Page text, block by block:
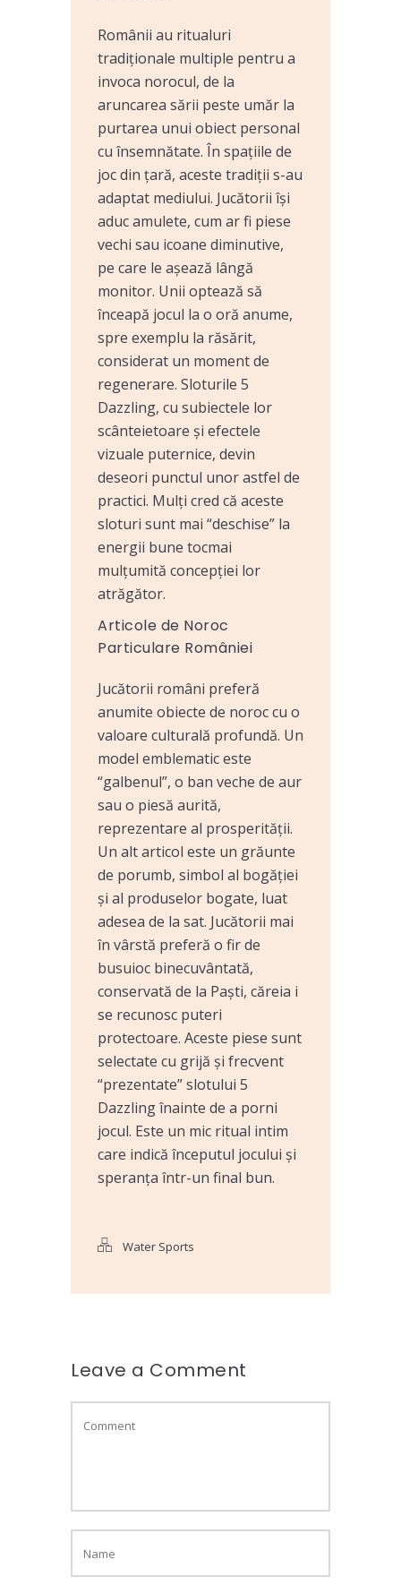
Românii au ritualuri
tradiționale multiple pentru a
invoca norocul, de la
aruncarea sării peste umăr la
purtarea unui obiect personal
cu însemnătate. În spațiile de
joc din țară, aceste tradiții s-au
adaptat mediului. Jucătorii își
aduc amulete, cum ar fi piese
vechi sau icoane diminutive,
pe care le așează lângă
monitor. Unii optează să
înceapă jocul la o oră anume,
spre exemplu la răsărit,
considerat un moment de
regenerare. Sloturile 5
Dazzling, cu subiectele lor
scânteietoare și efectele
vizuale puternice, devin
deseori punctul unor astfel de
practici. Mulți cred că aceste
sloturi sunt mai “deschise” la
energii bune tocmai
mulțumită concepției lor
atrăgător.
Articole de Noroc
Particulare României
Jucătorii români preferă
anumite obiecte de noroc cu o
valoare culturală profundă. Un
model emblematic este
“galbenul”, o ban veche de aur
sau o piesă aurită,
reprezentare al prosperității.
Un alt articol este un grăunte
de porumb, simbol al bogăției
și al produselor bogate, luat
adesea de la sat. Jucătorii mai
în vârstă preferă o fir de
busuioc binecuvântată,
conservată de la Paști, căreia i
se recunosc puteri
protectoare. Aceste piese sunt
selectate cu grijă și frecvent
“prezentate” slotului 5
Dazzling înainte de a porni
jocul. Este un mic ritual intim
care indică începutul jocului și
speranța într-un final bun.
Water Sports
Leave a Comment